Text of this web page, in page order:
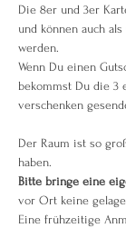
Die 8er und 3er
und können auch
werden.
Wenn Du einen
bekommst Du die 3
verschenken
Der Raum ist so
haben.
Bitte bringe eine
vor Ort keine
Eine frühzeitige